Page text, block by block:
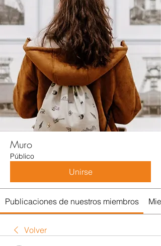
Muro
Público
Unirse
Publicaciones de nuestros miembros
Volver